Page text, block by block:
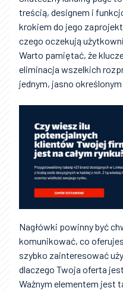
treścią, designem i
krokiem do jego
czego oczekują
Warto pamiętać, że
eliminacja wszelkich
jednym, jasno określonym
Nagłówki powinny być
komunikować, co
szybko zainteresować
dlaczego Twoja oferta
Ważnym elementem jest